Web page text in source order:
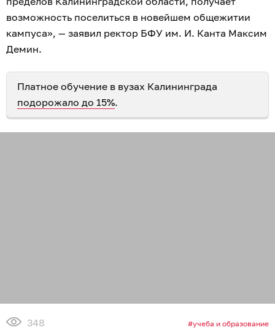
возможность поселиться в новейшем общежитии
кампуса», — заявил ректор БФУ им. И. Канта Максим
Демин.
Платное обучение в вузах Калининграда
подорожало до 15%.
348 учеба и образование